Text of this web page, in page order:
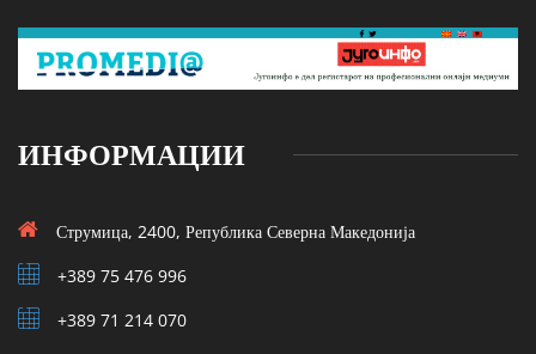
ИНФОРМАЦИИ
Струмица, 2400, Република Северна Македонија
+389 75 476 996
+389 71 214 070